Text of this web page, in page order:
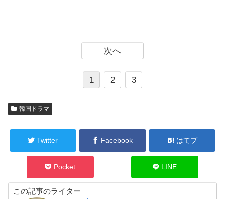
次へ
1 2 3
韓国ドラマ
Twitter Facebook はてブ
Pocket LINE
この記事のライター